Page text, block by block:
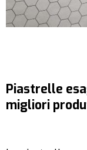
Piastrelle
migliori